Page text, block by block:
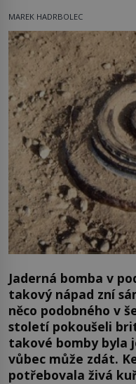
MAREK HADRBOLEC
Jaderná bomba v
takový nápad zní
něco podobného v
století pokoušeli
takové bomby byla
vůbec může zdát.
potřebovala živá